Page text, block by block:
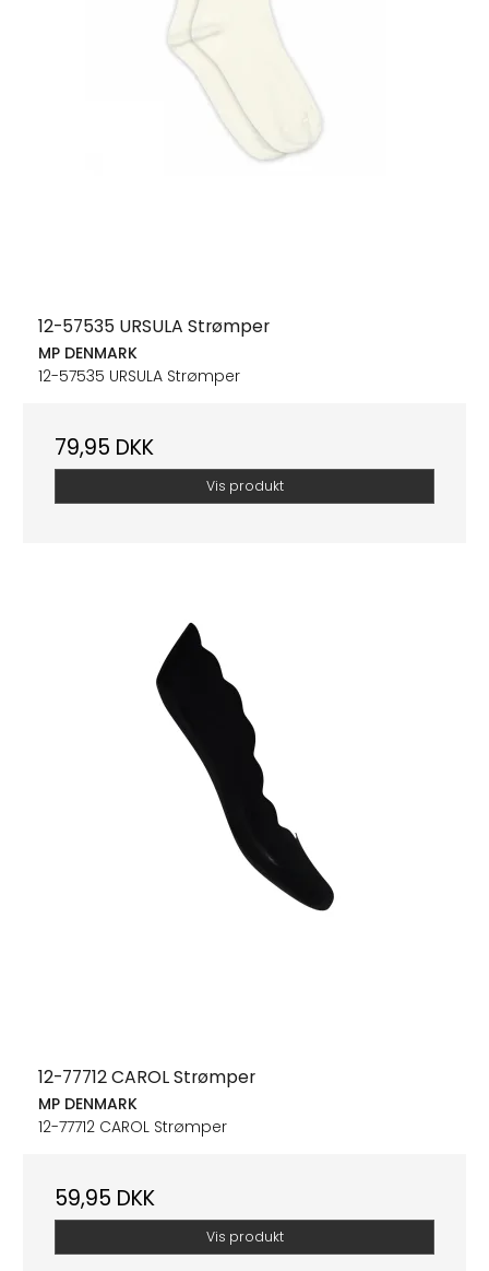
12-57535 URSULA Strømper
MP DENMARK
12-57535 URSULA Strømper
79,95 DKK
Vis produkt
12-77712 CAROL Strømper
MP DENMARK
12-77712 CAROL Strømper
59,95 DKK
Vis produkt